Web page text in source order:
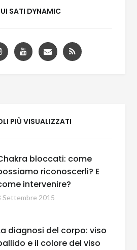
SATI DYNAMIC
PIÙ VISUALIZZATI
bloccati: come
riconoscerli? E
intervenire?
Settembre 2015
diagnosi del corpo: viso
e il colore del viso